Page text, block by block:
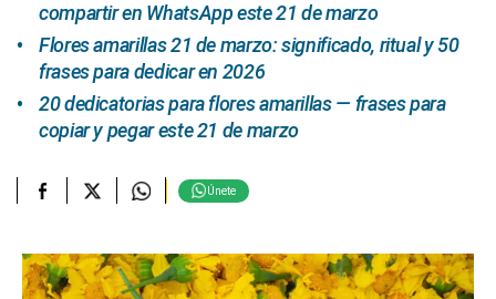
compartir en WhatsApp este 21 de marzo
Flores amarillas 21 de marzo: significado, ritual y 50
frases para dedicar en 2026
20 dedicatorias para flores amarillas — frases para
copiar y pegar este 21 de marzo
Únete